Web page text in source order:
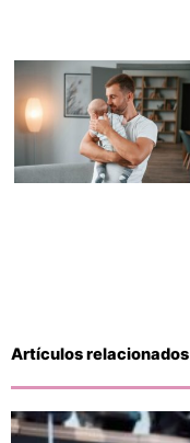
Artículos relacionados